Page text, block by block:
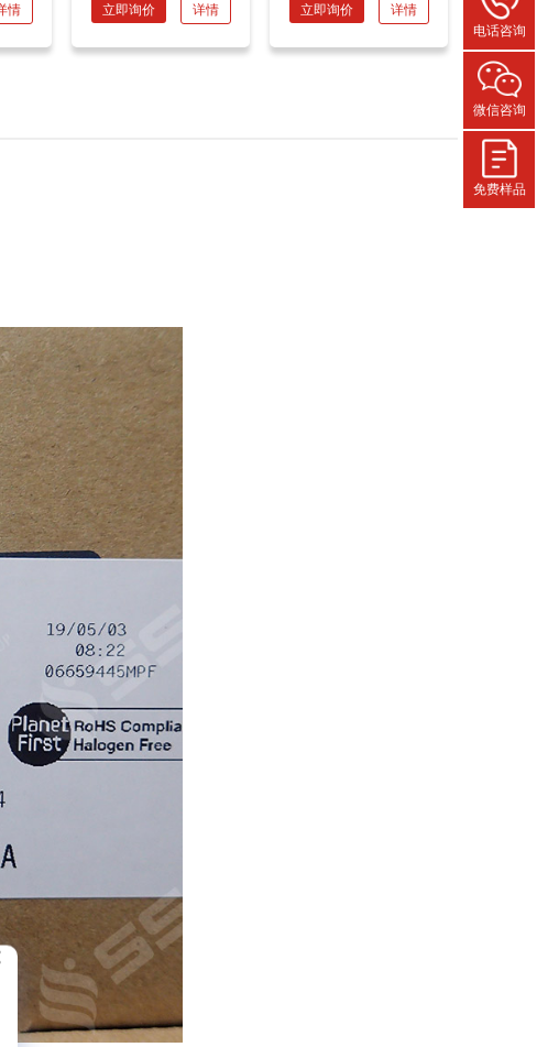
情
立即询价
详情
立即询价
详情
电话咨询
微信咨询
免费样品